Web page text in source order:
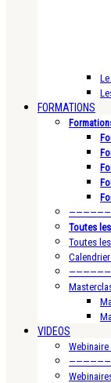
FORMATIONS
Toutes
Toutes
VIDEOS
Webinaire